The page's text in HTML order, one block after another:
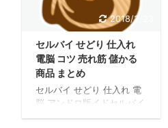
電、車、服、楽器などな
ど、また何かのメンバー
や、ペットの里親、求人で
正社員やアルバイトなども
募集しています。 使い方と
しては、自分が仕入れたい
商品を、売ります上げます
の、カテゴリで、例えばプ
2018/2/23
セルバイ せどり 仕入れ
電脳 コツ 売れ筋 儲かる
商品 まとめ
セルバイ せどり 仕入れ 電
脳 アンドロ版イドセルバイ
Iphone版セルバイ インス